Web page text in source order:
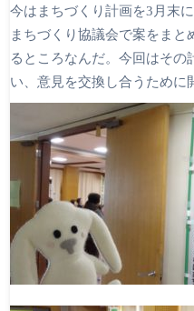
今はまちづくり計画を3月末
まちづくり協議会で案をま
るところなんだ。今回はその
い、意見を交換し合うために